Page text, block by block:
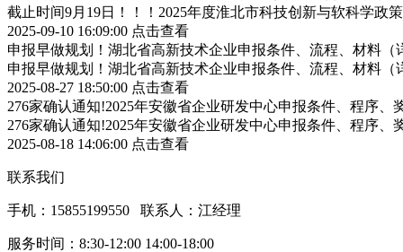
截止时间9月19日！！！2025年度淮北市科技创新与软科学
2025-09-10 16:09:00 点击查看
申报早做规划！湖北省高新技术企业申报条件、流程、材料（
申报早做规划！湖北省高新技术企业申报条件、流程、材料（
2025-08-27 18:50:00 点击查看
276家确认通知!2025年安徽省企业研发中心申报条件、程序、
276家确认通知!2025年安徽省企业研发中心申报条件、程序、
2025-08-18 14:06:00 点击查看
联系我们
手机：15855199550 联系人：江经理
服务时间：8:30-12:00 14:00-18:00